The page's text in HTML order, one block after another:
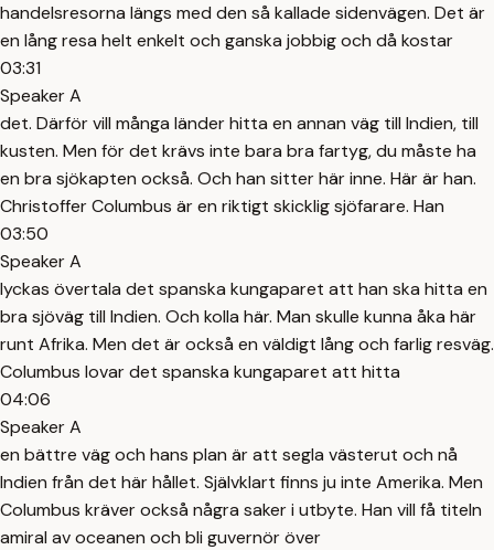
handelsresorna längs med den så kallade sidenvägen. Det är
en lång resa helt enkelt och ganska jobbig och då kostar
03:31
Speaker A
det. Därför vill många länder hitta en annan väg till Indien, till
kusten. Men för det krävs inte bara bra fartyg, du måste ha
en bra sjökapten också. Och han sitter här inne. Här är han.
Christoffer Columbus är en riktigt skicklig sjöfarare. Han
03:50
Speaker A
lyckas övertala det spanska kungaparet att han ska hitta en
bra sjöväg till Indien. Och kolla här. Man skulle kunna åka här
runt Afrika. Men det är också en väldigt lång och farlig resväg.
Columbus lovar det spanska kungaparet att hitta
04:06
Speaker A
en bättre väg och hans plan är att segla västerut och nå
Indien från det här hållet. Självklart finns ju inte Amerika. Men
Columbus kräver också några saker i utbyte. Han vill få titeln
amiral av oceanen och bli guvernör över